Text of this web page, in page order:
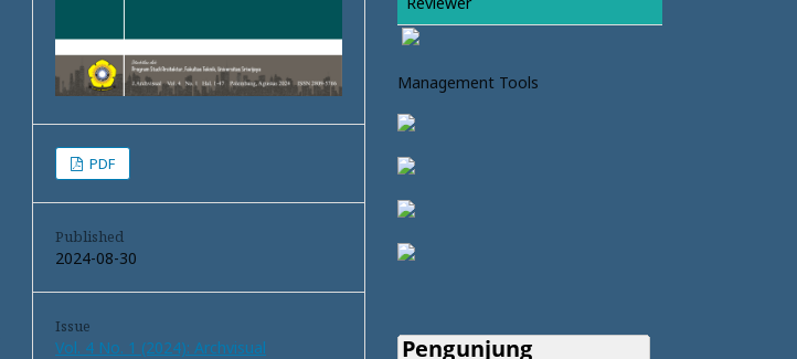
PDF
Published
2024-08-30
Issue
Vol. 4 No. 1 (2024): Archvisual
Management Tools